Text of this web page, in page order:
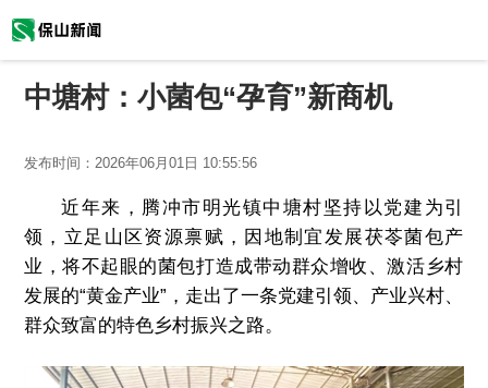
中塘村：小菌包“孕育”新商机
发布时间： 2026年06月01日 10:55:56
近年来，腾冲市明光镇中塘村坚持以党建为引
领，立足山区资源禀赋，因地制宜发展茯苓菌包产
业，将不起眼的菌包打造成带动群众增收、激活乡村
发展的“黄金产业”，走出了一条党建引领、产业兴村、
群众致富的特色乡村振兴之路。